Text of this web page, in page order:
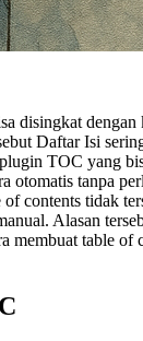
disingkat dengan
Daftar Isi
TOC yang
otomatis tanpa
contents tidak
Alasan
membuat table of